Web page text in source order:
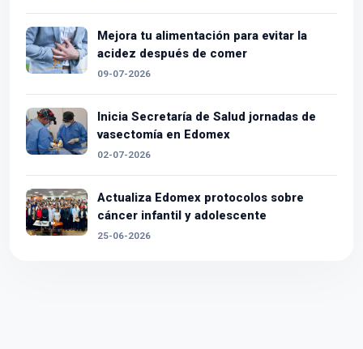
Mejora tu alimentación para evitar la
acidez después de comer
09-07-2026
Inicia Secretaría de Salud jornadas de
vasectomía en Edomex
02-07-2026
Actualiza Edomex protocolos sobre
cáncer infantil y adolescente
25-06-2026